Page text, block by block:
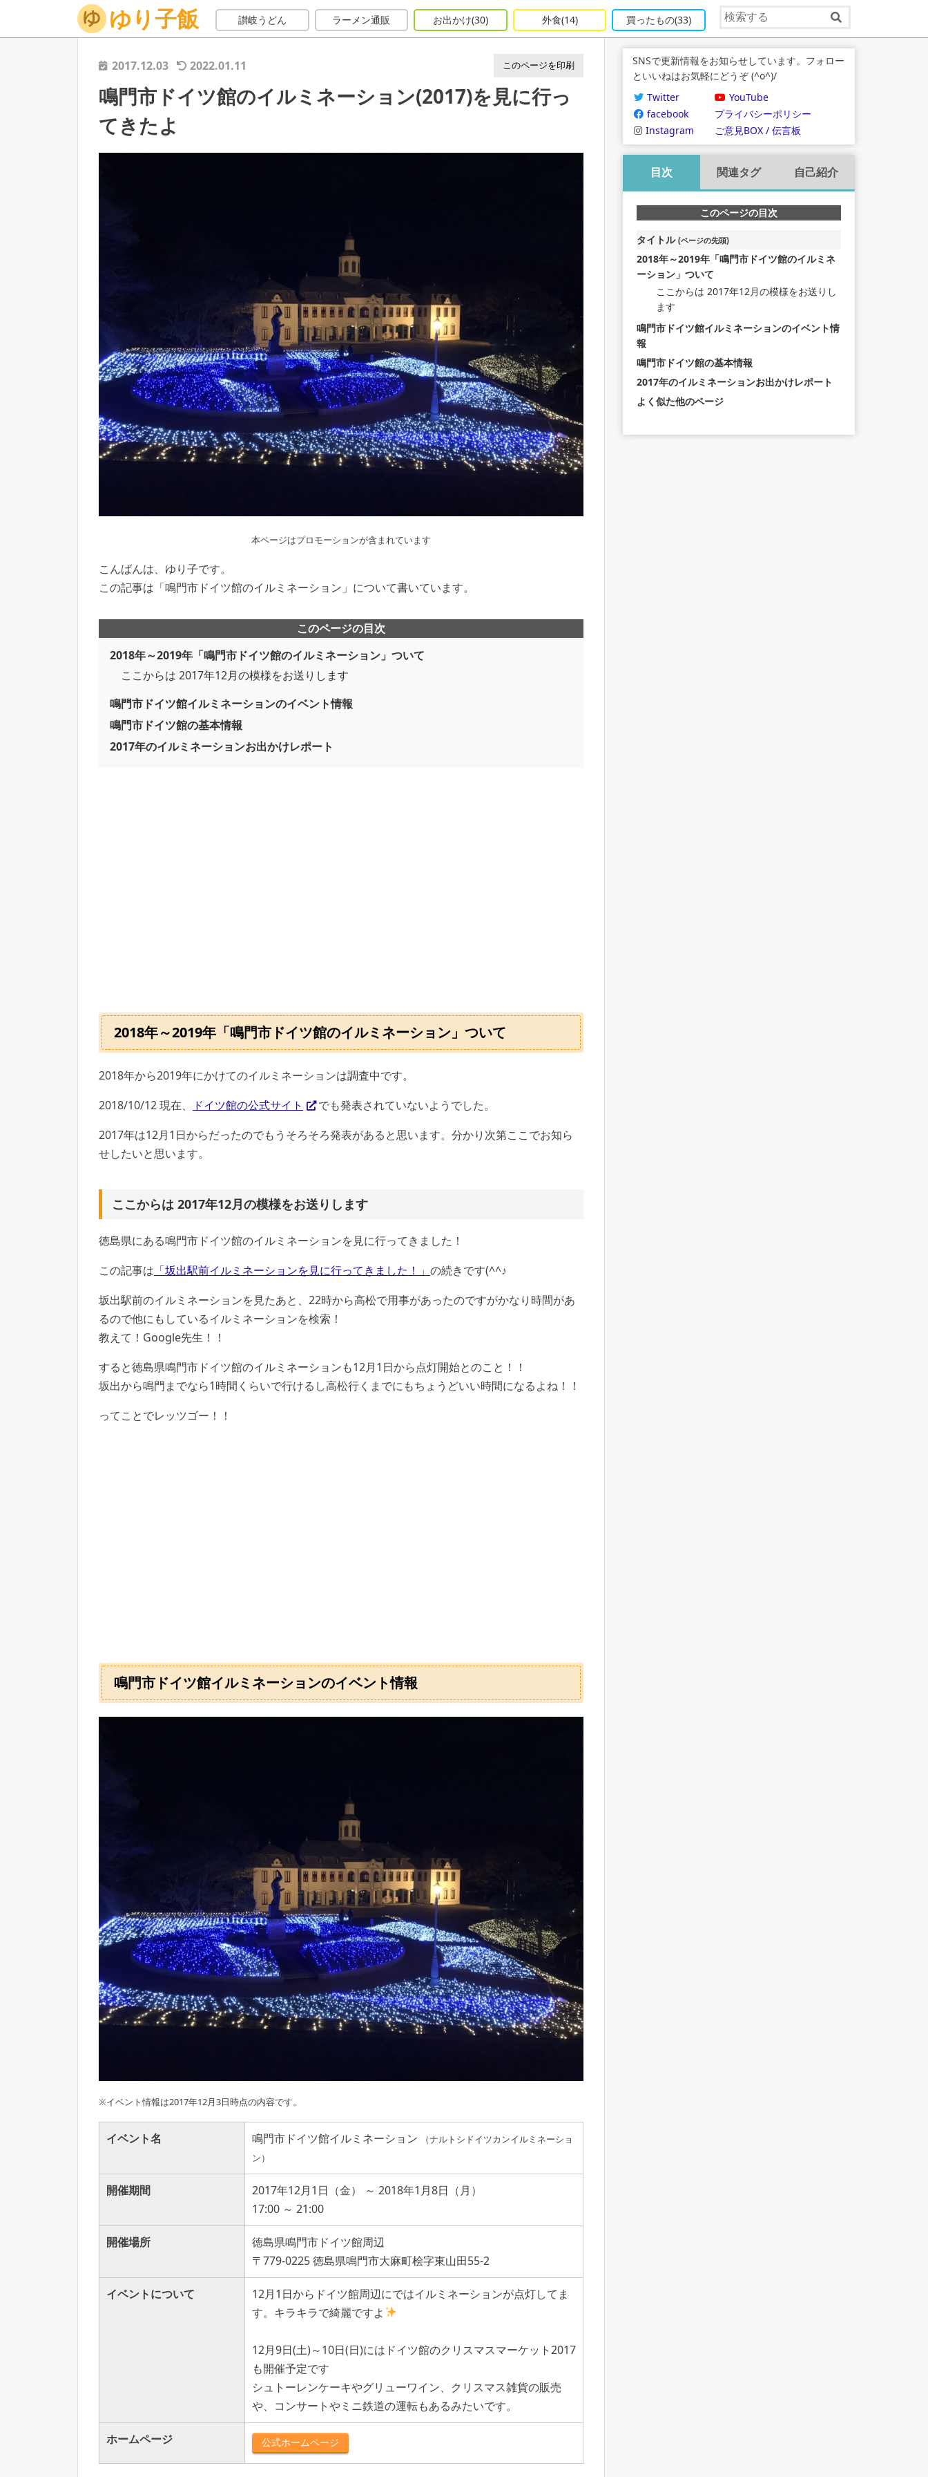
ゆり子飯 讃岐うどん ラーメン通販 お出かけ(30) 外食(14) 買ったもの(33)
ホーム お出かけ イルミネーション 鳴門市ドイツ館のイルミネーション(2017)を見に行ってきたよ
2017.12.03 2022.01.11 このページを印刷
鳴門市ドイツ館のイルミネーション(2017)を見に行っ
てきたよ
本ページはプロモーションが含まれています
こんばんは、ゆり子です。
この記事は「鳴門市ドイツ館のイルミネーション」について書いています。
このページの目次
2018年～2019年「鳴門市ドイツ館のイルミネーション」ついて
ここからは 2017年12月の模様をお送りします
鳴門市ドイツ館イルミネーションのイベント情報
鳴門市ドイツ館の基本情報
2017年のイルミネーションお出かけレポート
2018年～2019年「鳴門市ドイツ館のイルミネーション」ついて
2018年から2019年にかけてのイルミネーションは調査中です。
2018/10/12 現在、
ドイツ館の公式サイト
でも発表されていないようでした。
2017年は12月1日からだったのでもうそろそろ発表があると思います。分かり次第ここでお知ら
せしたいと思います。
ここからは 2017年12月の模様をお送りします
徳島県にある鳴門市ドイツ館のイルミネーションを見に行ってきました！
この記事は 「坂出駅前イルミネーションを見に行ってきました！」 の続きです(^^♪
坂出駅前のイルミネーションを見たあと、22時から高松で用事があったのですがかなり時間があ
るので他にもしているイルミネーションを検索！
教えて！Google先生！！
すると徳島県鳴門市ドイツ館のイルミネーションも12月1日から点灯開始とのこと！！
坂出から鳴門までなら1時間くらいで行けるし高松行くまでにもちょうどいい時間になるよね！！
ってことでレッツゴー！！
鳴門市ドイツ館イルミネーションのイベント情報
※イベント情報は2017年12月3日時点の内容です。
イベント名 鳴門市ドイツ館イルミネーション
（ナルトシドイツカンイルミネーショ
ン）
開催期間
2017年12月1日（金） ～ 2018年1月8日（月）
17:00 ～ 21:00
開催場所
徳島県鳴門市ドイツ館周辺
〒779-0225 徳島県鳴門市大麻町桧字東山田55-2
イベントについて
12月1日からドイツ館周辺にではイルミネーションが点灯してま
す。キラキラで綺麗ですよ
12月9日(土)～10日(日)にはドイツ館のクリスマスマーケット2017
も開催予定です
シュトーレンケーキやグリューワイン、クリスマス雑貨の販売
や、コンサートやミニ鉄道の運転もあるみたいです。
ホームページ 公式ホームページ
SNSで更新情報をお知らせしています。フォロー
といいねはお気軽にどうぞ (^o^)/
Twitter
YouTube
facebook
プライバシーポリシー
Instagram
ご意見BOX / 伝言板
目次
このページの目次
タイトル (ページの先頭)
2018年～2019年「鳴門市ドイツ館のイルミネ
ーション」ついて
ここからは 2017年12月の模様をお送りし
ます
鳴門市ドイツ館イルミネーションのイベント情
報
鳴門市ドイツ館の基本情報
2017年のイルミネーションお出かけレポート
よく似た他のページ
関連タグ 自己紹介